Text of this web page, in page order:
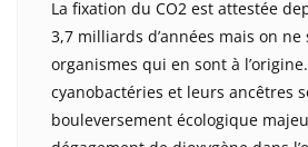
La fixation du CO2 est attestée
3,7 milliards d’années mais on
organismes qui en sont à
cyanobactéries et leurs ancêtres
bouleversement écologique